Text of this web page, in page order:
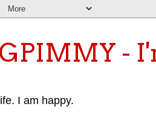
-
I am happy.